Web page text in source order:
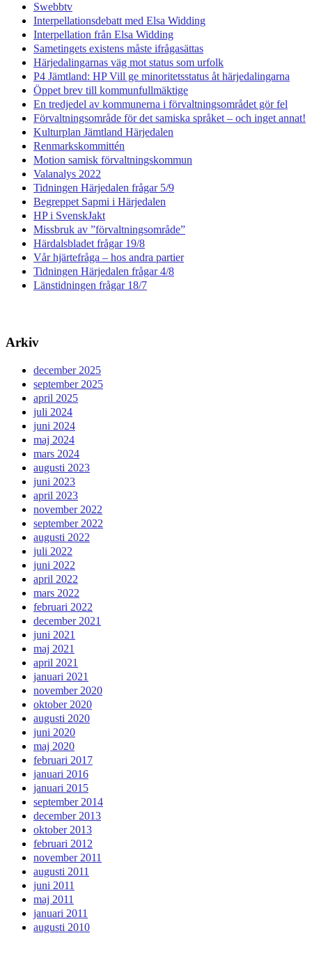
Swebbtv
Interpellationsdebatt med Elsa Widding
Interpellation från Elsa Widding
Sametingets existens måste ifrågasättas
Härjedalingarnas väg mot status som urfolk
P4 Jämtland: HP Vill ge minoritetsstatus åt härjedalingarna
Öppet brev till kommunfullmäktige
En tredjedel av kommunerna i förvaltningsområdet gör fel
Förvaltningsområde för det samiska språket – och inget annat!
Kulturplan Jämtland Härjedalen
Renmarkskommittén
Motion samisk förvaltningskommun
Valanalys 2022
Tidningen Härjedalen frågar 5/9
Begreppet Sapmi i Härjedalen
HP i SvenskJakt
Missbruk av ”förvaltningsområde”
Härdalsbladet frågar 19/8
Vår hjärtefråga – hos andra partier
Tidningen Härjedalen frågar 4/8
Länstidningen frågar 18/7
Arkiv
december 2025
september 2025
april 2025
juli 2024
juni 2024
maj 2024
mars 2024
augusti 2023
juni 2023
april 2023
november 2022
september 2022
augusti 2022
juli 2022
juni 2022
april 2022
mars 2022
februari 2022
december 2021
juni 2021
maj 2021
april 2021
januari 2021
november 2020
oktober 2020
augusti 2020
juni 2020
maj 2020
februari 2017
januari 2016
januari 2015
september 2014
december 2013
oktober 2013
februari 2012
november 2011
augusti 2011
juni 2011
maj 2011
januari 2011
augusti 2010